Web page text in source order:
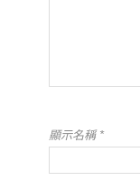
顯示名稱 *